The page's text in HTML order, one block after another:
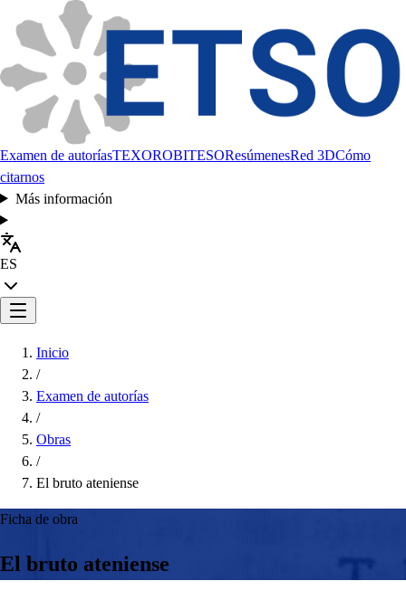
Examen de autoríasTEXOROBITESOResúmenesRed 3DCómo
citarnos
Más información
ES
Inicio
/
Examen de autorías
/
Obras
/
El bruto ateniense
Ficha de obra
El bruto ateniense